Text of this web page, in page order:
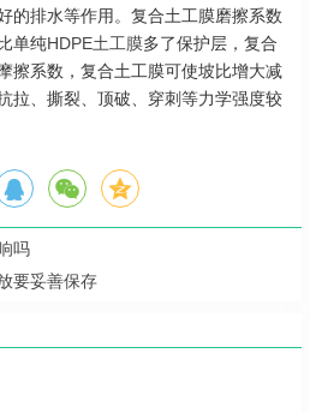
的排水等作用。复合土工膜磨擦系数
单纯HDPE土工膜多了保护层，复合
擦系数，复合土工膜可使坡比增大减
拉、撕裂、顶破、穿刺等力学强度较
吗
要妥善保存